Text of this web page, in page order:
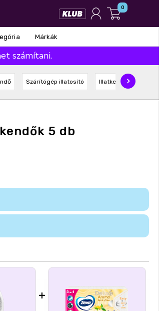
0
Márkák
számítani.
Szárítógép illatosító Illatkendő
5 db
+